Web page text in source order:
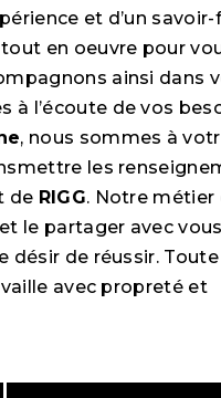
et d’un
en oeuvre pour
ainsi dans
à l’écoute de vos
, nous sommes à
les
de RIGG. Notre métier
le partager avec vous
désir de réussir.
avec propreté et